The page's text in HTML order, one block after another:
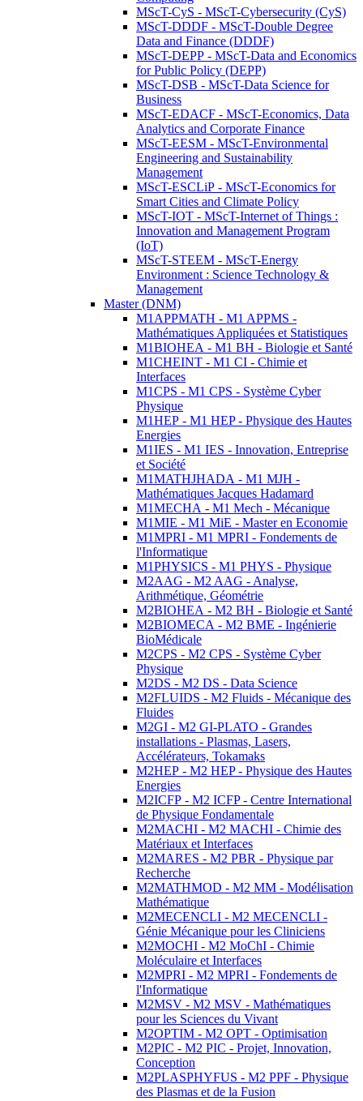
MScT-CyS - MScT-Cybersecurity (CyS)
MScT-DDDF - MScT-Double Degree
Data and Finance (DDDF)
MScT-DEPP - MScT-Data and Economics
for Public Policy (DEPP)
MScT-DSB - MScT-Data Science for
Business
MScT-EDACF - MScT-Economics, Data
Analytics and Corporate Finance
MScT-EESM - MScT-Environmental
Engineering and Sustainability
Management
MScT-ESCLiP - MScT-Economics for
Smart Cities and Climate Policy
MScT-IOT - MScT-Internet of Things :
Innovation and Management Program
(IoT)
MScT-STEEM - MScT-Energy
Environment : Science Technology &
Management
Master (DNM)
M1APPMATH - M1 APPMS -
Mathématiques Appliquées et Statistiques
M1BIOHEA - M1 BH - Biologie et Santé
M1CHEINT - M1 CI - Chimie et
Interfaces
M1CPS - M1 CPS - Système Cyber
Physique
M1HEP - M1 HEP - Physique des Hautes
Energies
M1IES - M1 IES - Innovation, Entreprise
et Société
M1MATHJHADA - M1 MJH -
Mathématiques Jacques Hadamard
M1MECHA - M1 Mech - Mécanique
M1MIE - M1 MiE - Master en Economie
M1MPRI - M1 MPRI - Fondements de
l'Informatique
M1PHYSICS - M1 PHYS - Physique
M2AAG - M2 AAG - Analyse,
Arithmétique, Géométrie
M2BIOHEA - M2 BH - Biologie et Santé
M2BIOMECA - M2 BME - Ingénierie
BioMédicale
M2CPS - M2 CPS - Système Cyber
Physique
M2DS - M2 DS - Data Science
M2FLUIDS - M2 Fluids - Mécanique des
Fluides
M2GI - M2 GI-PLATO - Grandes
installations - Plasmas, Lasers,
Accélérateurs, Tokamaks
M2HEP - M2 HEP - Physique des Hautes
Energies
M2ICFP - M2 ICFP - Centre International
de Physique Fondamentale
M2MACHI - M2 MACHI - Chimie des
Matériaux et Interfaces
M2MARES - M2 PBR - Physique par
Recherche
M2MATHMOD - M2 MM - Modélisation
Mathématique
M2MECENCLI - M2 MECENCLI -
Génie Mécanique pour les Cliniciens
M2MOCHI - M2 MoChI - Chimie
Moléculaire et Interfaces
M2MPRI - M2 MPRI - Fondements de
l'Informatique
M2MSV - M2 MSV - Mathématiques
pour les Sciences du Vivant
M2OPTIM - M2 OPT - Optimisation
M2PIC - M2 PIC - Projet, Innovation,
Conception
M2PLASPHYFUS - M2 PPF - Physique
des Plasmas et de la Fusion